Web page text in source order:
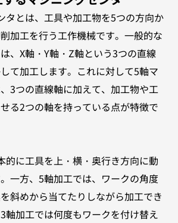
タとは、工具や加工物を5つの方向か
加工を行う工作機械です。一般的な
、X軸・Y軸・Z軸という3つの直線
て加工します。これに対して5軸マ
3つの直線軸に加えて、加工物や工
る2つの軸を持っている点が特徴で
的に工具を上・横・奥行き方向に動
一方、5軸加工では、ワークの角度
斜めから当てたりしながら加工でき
軸加工では何度もワークを付け替え